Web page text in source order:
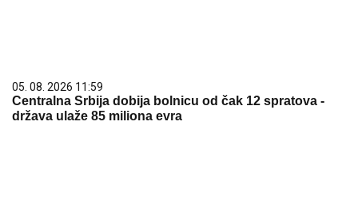
05. 08. 2026 11:59
Centralna Srbija dobija bolnicu od čak 12 spratova -
država ulaže 85 miliona evra